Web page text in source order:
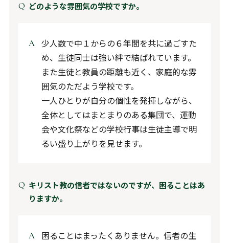
どのような雰囲気の学校ですか。
少人数で中１からの６年間を共に過ごすた
め、生徒同士は強い絆で結ばれています。
また生徒と教員の距離も近く、家庭的な雰
囲気のただよう学校です。
一人ひとりが自分の個性を発揮しながら、
全体としてはまとまりのある集団で、運動
会や文化祭などの学校行事は生徒主導で明
るい盛り上がりを見せます。
キリスト教の信者ではないのですが、困ることはあ
りますか。
困ることはまったくありません。信者の生